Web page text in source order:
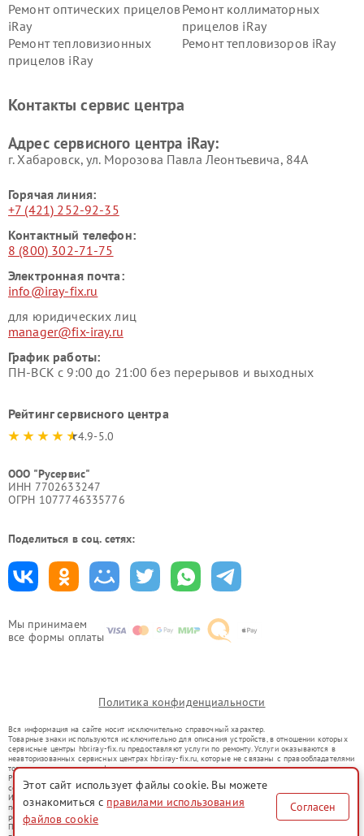
Мы принимаем
все формы оплаты
Ремонт оптических прицелов
iRay
Ремонт коллиматорных
прицелов iRay
Ремонт тепловизионных
прицелов iRay
Ремонт тепловизоров iRay
Контакты сервис центра
Адрес сервисного центра iRay:
г. Хабаровск, ул. Морозова Павла Леонтьевича, 84А
Горячая линия:
+7 (421) 252-92-35
Контактный телефон:
8 (800) 302-71-75
Электронная почта:
info@iray-fix.ru
для юридических лиц
manager@fix-iray.ru
График работы:
ПН-ВСК с 9:00 до 21:00 без перерывов и выходных
Рейтинг сервисного центра
4.9-5.0
ООО "Русервис"
ИНН 7702633247
ОГРН 1077746335776
Поделиться в соц. сетях:
Политика конфиденциальности
Вся информация на сайте носит исключительно справочный характер.
Товарные знаки используются исключительно для описания устройств, в отношении которых
сервисные центры hbr.iray-fix.ru предоставляют услуги по ремонту. Услуги оказываются в
неавторизованных сервисных центрах hbr.iray-fix.ru, которые не связаны с правообладателями
товарных знаков или их официальными представителями.
Ремонт осуществляется для устройств, уже введенных в гражданский оборот в соответствии
со статьей 1487 ГК РФ.
Использование товарных знаков не преследует цели индивидуализации услуг или введения
потребителей в заблуждение, а служит для информирования о предоставляемых услугах по
ремонту техники указанных брендов.
Представленная на сайте информация не является публичной офертой, определяемой
Этот сайт использует файлы cookie. Вы можете
ознакомиться с правилами использования
файлов cookie
Согласен